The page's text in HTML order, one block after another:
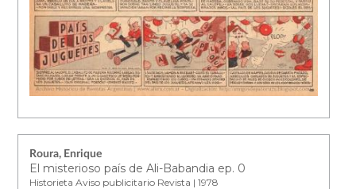
Roura, Enrique
El misterioso país de Ali-Babandia ep. 0
Historieta Aviso publicitario Revista | 1978